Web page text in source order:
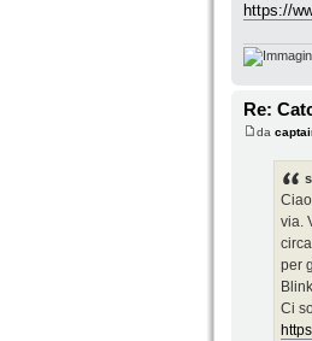
https://
Re:
da
via.
per
Ci